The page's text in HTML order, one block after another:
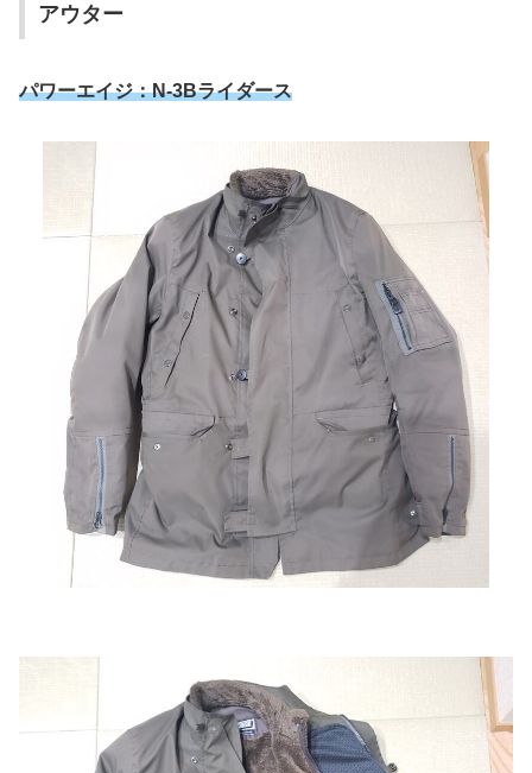
アウター
パワーエイジ：N-3Bライダース